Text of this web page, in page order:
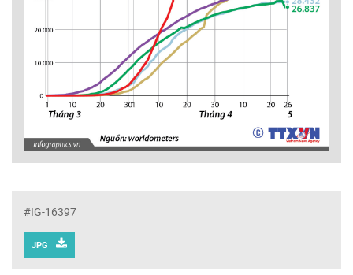
#IG-16397
JPG